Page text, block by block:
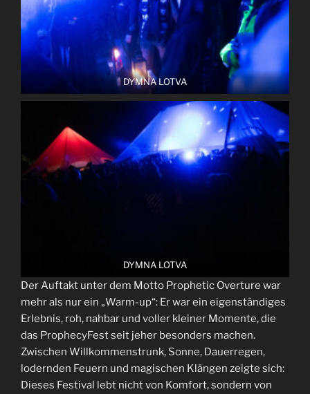
DYMNA LOTVA
DYMNA LOTVA
Der Auftakt unter dem Motto Prophetic Overture war
mehr als nur ein „Warm-up“: Er war ein eigenständiges
Erlebnis, roh, nahbar und voller kleiner Momente, die
das ProphecyFest seit jeher besonders machen.
Zwischen Willkommenstrunk, Sonne, Dauerregen,
lodernden Feuern und magischen Klängen zeigte sich:
Dieses Festival lebt nicht von Komfort, sondern von